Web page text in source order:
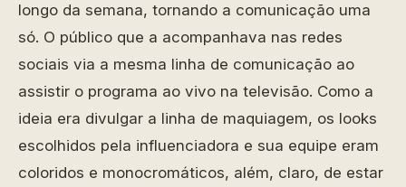
longo da semana, tornando a comunicação uma
só. O público que a acompanhava nas redes
sociais via a mesma linha de comunicação ao
assistir o programa ao vivo na televisão. Como a
ideia era divulgar a linha de maquiagem, os looks
escolhidos pela influenciadora e sua equipe eram
coloridos e monocromáticos, além, claro, de estar